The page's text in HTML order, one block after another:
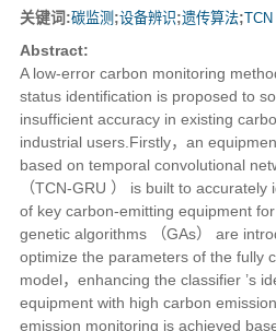
关键词:碳监测 ;设备辨识;遗传算法;TCN
Abstract:
A low-error carbon monitoring
status identification is proposed to
insufficient accuracy in existing
industrial users.Firstly，an
based on temporal convolutional
（TCN-GRU ） is built to
of key carbon-emitting equipment for
genetic algorithms （GAs） are
optimize the parameters of the fully
model，enhancing the classifier ’s
equipment with high carbon
emission monitoring is achieved